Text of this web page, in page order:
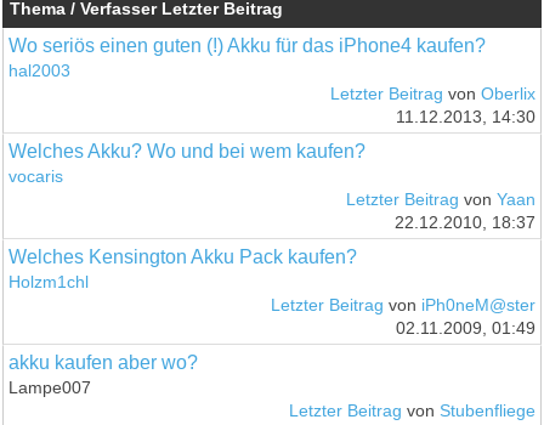
Thema / Verfasser Letzter Beitrag
Wo seriös einen guten (!) Akku für das iPhone4 kaufen?
hal2003
Letzter Beitrag von Oberlix
11.12.2013, 14:30
Welches Akku? Wo und bei wem kaufen?
vocaris
Letzter Beitrag von Yaan
22.12.2010, 18:37
Welches Kensington Akku Pack kaufen?
Holzm1chl
Letzter Beitrag von iPh0neM@ster
02.11.2009, 01:49
akku kaufen aber wo?
Lampe007
Letzter Beitrag von Stubenfliege